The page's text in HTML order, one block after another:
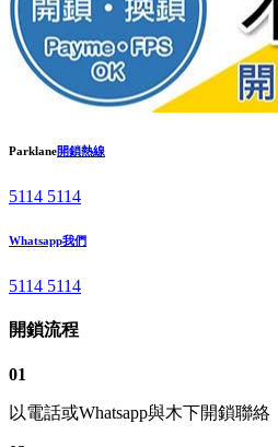
Parklane開鎖熱線
5114 5114
Whatsapp我們
5114 5114
開鎖流程
01
以電話或Whatsapp與木下開鎖聯絡